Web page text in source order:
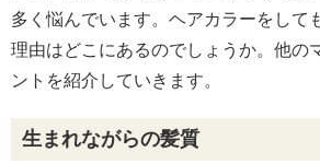
多く悩んでいます。ヘアカラーをして
理由はどこにあるのでしょうか。他の
ントを紹介していきます。
生まれながらの髪質